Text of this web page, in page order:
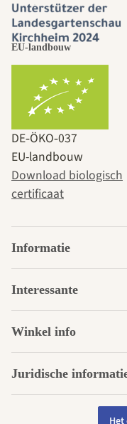
EU-landbouw
DE‑ÖKO‑037
EU-landbouw
Download biologisch
certificaat
Informatie
Interessante
Winkel info
Juridische